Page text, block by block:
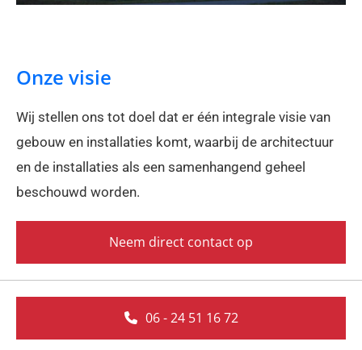
Onze visie
Wij stellen ons tot doel dat er één integrale visie van
gebouw en installaties komt, waarbij de architectuur
en de installaties als een samenhangend geheel
beschouwd worden.
Neem direct contact op
06 - 24 51 16 72